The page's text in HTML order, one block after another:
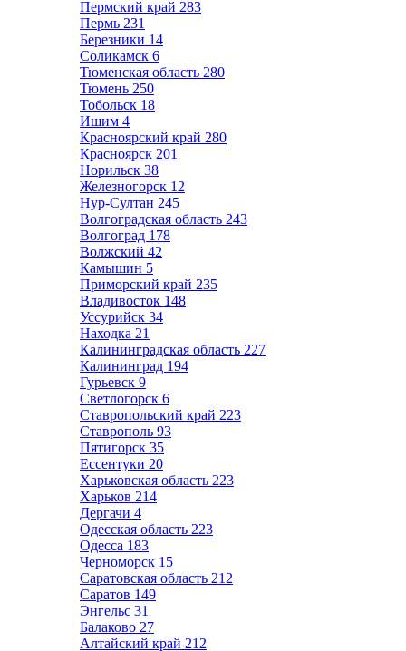
Пермский край 283
Пермь 231
Березники 14
Соликамск 6
Тюменская область 280
Тюмень 250
Тобольск 18
Ишим 4
Красноярский край 280
Красноярск 201
Норильск 38
Железногорск 12
Нур-Султан 245
Волгоградская область 243
Волгоград 178
Волжский 42
Камышин 5
Приморский край 235
Владивосток 148
Уссурийск 34
Находка 21
Калининградская область 227
Калининград 194
Гурьевск 9
Светлогорск 6
Ставропольский край 223
Ставрополь 93
Пятигорск 35
Ессентуки 20
Харьковская область 223
Харьков 214
Дергачи 4
Одесская область 223
Одесса 183
Черноморск 15
Саратовская область 212
Саратов 149
Энгельс 31
Балаково 27
Алтайский край 212